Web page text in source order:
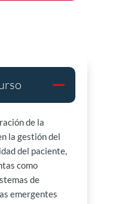
de la
la gestión del
del paciente,
como
de
emergentes